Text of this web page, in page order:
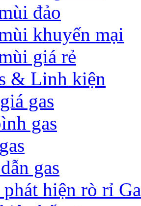
đảo
khuyến mại
giá rẻ
& Linh kiện
gas
gas
gas
hiện rò rỉ